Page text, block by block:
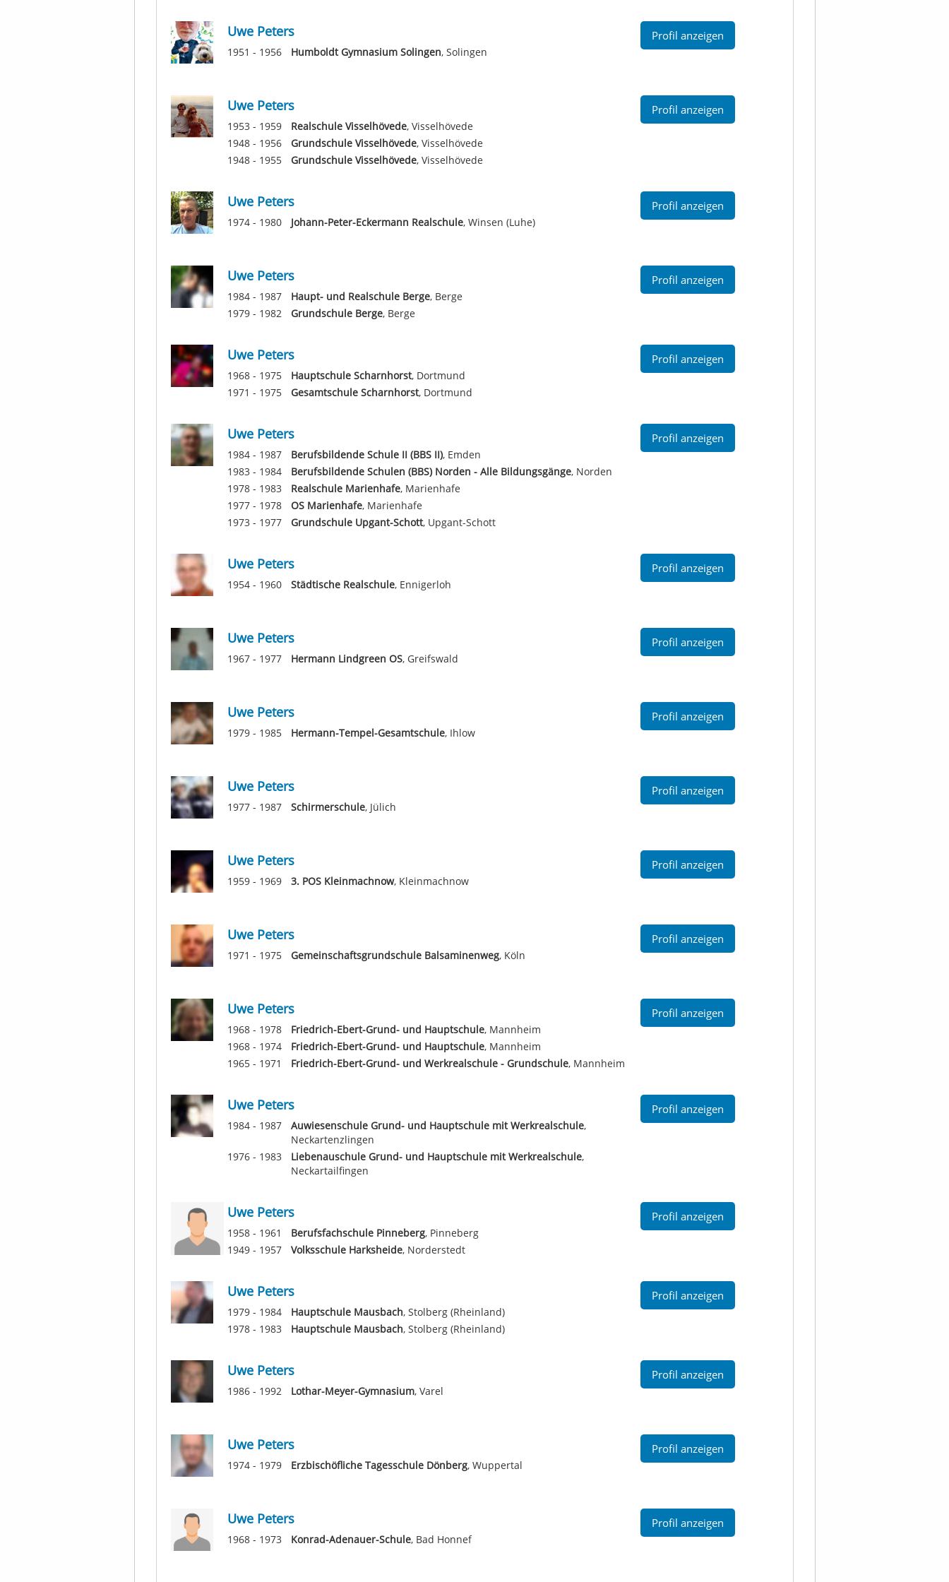
Uwe Peters
1951 - 1956 Humboldt Gymnasium Solingen, Solingen
Profil anzeigen
Uwe Peters
1953 - 1959 Realschule Visselhövede, Visselhövede
1948 - 1956
Grundschule Visselhövede, Visselhövede
1948 - 1955
Grundschule Visselhövede, Visselhövede
Profil anzeigen
Uwe Peters
1974 - 1980 Johann-Peter-Eckermann Realschule, Winsen (Luhe)
Profil anzeigen
Uwe Peters
1984 - 1987 Haupt- und Realschule Berge, Berge
1979 - 1982
Grundschule Berge, Berge
Profil anzeigen
Uwe Peters
1968 - 1975 Hauptschule Scharnhorst, Dortmund
1971 - 1975
Gesamtschule Scharnhorst, Dortmund
Profil anzeigen
Uwe Peters
1984 - 1987 Berufsbildende Schule II (BBS II), Emden
1983 - 1984
Berufsbildende Schulen (BBS) Norden - Alle Bildungsgänge, Norden
1978 - 1983
Realschule Marienhafe, Marienhafe
1977 - 1978
OS Marienhafe, Marienhafe
1973 - 1977
Grundschule Upgant-Schott, Upgant-Schott
Profil anzeigen
Uwe Peters
1954 - 1960 Städtische Realschule, Ennigerloh
Profil anzeigen
Uwe Peters
1967 - 1977 Hermann Lindgreen OS, Greifswald
Profil anzeigen
Uwe Peters
1979 - 1985 Hermann-Tempel-Gesamtschule, Ihlow
Profil anzeigen
Uwe Peters
1977 - 1987 Schirmerschule, Jülich
Profil anzeigen
Uwe Peters
1959 - 1969 3. POS Kleinmachnow, Kleinmachnow
Profil anzeigen
Uwe Peters
1971 - 1975 Gemeinschaftsgrundschule Balsaminenweg, Köln
Profil anzeigen
Uwe Peters
1968 - 1978 Friedrich-Ebert-Grund- und Hauptschule, Mannheim
1968 - 1974
Friedrich-Ebert-Grund- und Hauptschule, Mannheim
1965 - 1971
Friedrich-Ebert-Grund- und Werkrealschule - Grundschule, Mannheim
Profil anzeigen
Uwe Peters
1984 - 1987 Auwiesenschule Grund- und Hauptschule mit Werkrealschule,
Neckartenzlingen
1976 - 1983
Liebenauschule Grund- und Hauptschule mit Werkrealschule,
Neckartailfingen
Profil anzeigen
Uwe Peters
1958 - 1961 Berufsfachschule Pinneberg, Pinneberg
1949 - 1957
Volksschule Harksheide, Norderstedt
Profil anzeigen
Uwe Peters
1979 - 1984 Hauptschule Mausbach, Stolberg (Rheinland)
1978 - 1983
Hauptschule Mausbach, Stolberg (Rheinland)
Profil anzeigen
Uwe Peters
1986 - 1992 Lothar-Meyer-Gymnasium, Varel
Profil anzeigen
Uwe Peters
1974 - 1979 Erzbischöfliche Tagesschule Dönberg, Wuppertal
Profil anzeigen
Uwe Peters
1968 - 1973 Konrad-Adenauer-Schule, Bad Honnef
Profil anzeigen